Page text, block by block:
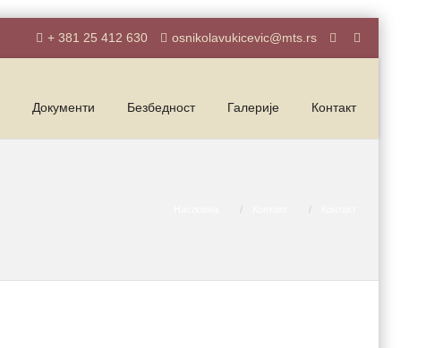
+ 381 25 412 630 osnikolavukicevic@mts.rs
Документи Безбедност Галерије Контакт